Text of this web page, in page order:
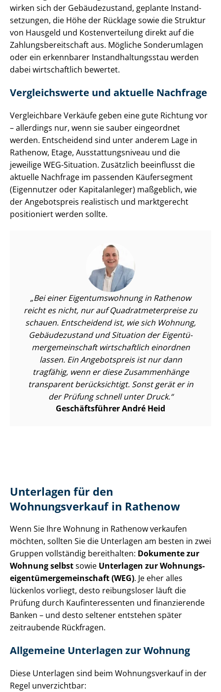
wirken sich der Gebäudezustand, geplante In­stand­
set­zun­gen, die Höhe der Rücklage sowie die Struktur
von Hausgeld und Kos­ten­ver­tei­lung direkt auf die
Zah­lungs­be­reit­schaft aus. Mögliche Sonderumlagen
oder ein erkennbarer In­stand­hal­tungs­stau werden
dabei wirtschaftlich bewertet.
Vergleichswerte und aktuelle Nachfrage
Vergleichbare Verkäufe geben eine gute Richtung vor
– allerdings nur, wenn sie sauber eingeordnet
werden. Entscheidend sind unter anderem Lage in
Rathenow, Etage, Aus­stat­tungs­ni­veau und die
jeweilige WEG-Situation. Zusätzlich beeinflusst die
aktuelle Nachfrage im passenden Käufersegment
(Eigennutzer oder Kapitalanleger) maßgeblich, wie
der Angebotspreis realistisch und marktgerecht
positioniert werden sollte.
Bei einer Ei­gen­tums­woh­nung in Rathenow
reicht es nicht, nur auf Qua­drat­me­ter­prei­se zu
schauen. Entscheidend ist, wie sich Wohnung,
Gebäudezustand und Situation der Ei­gen­tü­
mer­ge­mein­schaft wirtschaftlich einordnen
lassen. Ein Angebotspreis ist nur dann
tragfähig, wenn er diese Zusammenhänge
transparent berücksichtigt. Sonst gerät er in
der Prüfung schnell unter Druck.
Geschäftsführer André Heid
Unterlagen für den
Wohnungsverkauf in Rathenow
Wenn Sie Ihre Wohnung in Rathenow verkaufen
möchten, sollten Sie die Unterlagen am besten in zwei
Gruppen vollständig bereithalten: Dokumente zur
Wohnung selbstsowie Unterlagen zur Woh­nungs­
ei­gen­tü­mer­ge­mein­schaft (WEG). Je eher alles
lückenlos vorliegt, desto reibungsloser läuft die
Prüfung durch Kauf­in­ter­es­sen­ten und finanzierende
Banken – und desto seltener entstehen später
zeitraubende Rückfragen.
Allgemeine Unterlagen zur Wohnung
Diese Unterlagen sind beim Wohnungsverkauf in der
Regel unverzichtbar: